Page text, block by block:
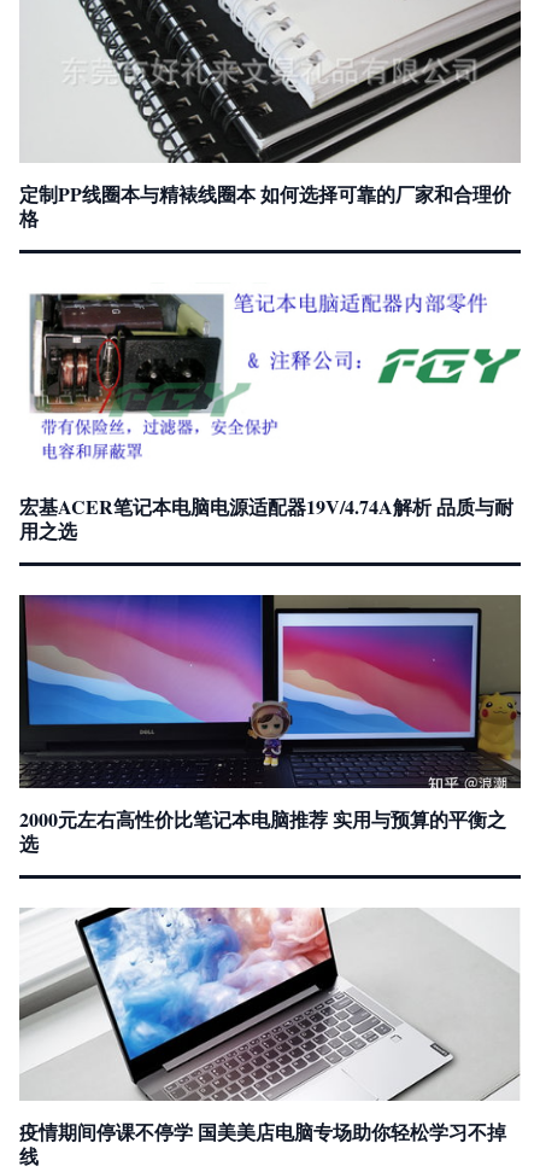
定制PP线圈本与精裱线圈本 如何选择可靠的厂家和合理价
格
宏基ACER笔记本电脑电源适配器19V/4.74A解析 品质与耐
用之选
2000元左右高性价比笔记本电脑推荐 实用与预算的平衡之
选
疫情期间停课不停学 国美美店电脑专场助你轻松学习不掉
线